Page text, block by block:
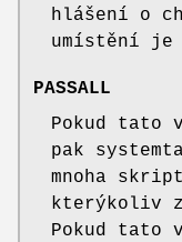
hlášení o
umístění je
PASSALL
Pokud tato
pak
mnoha
kterýkoliv
Pokud tato